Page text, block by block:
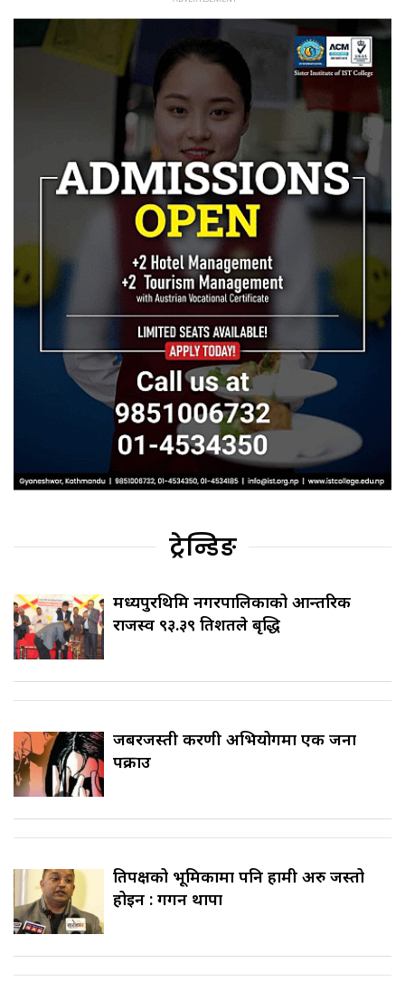
ट्रेन्डिङ
मध्यपुरथिमि नगरपालिकाको आन्तरिक
राजस्व ९३.३९ प्रतिशतले बृद्धि
जबरजस्ती करणी अभियोगमा एक जना
पक्राउ
प्रतिपक्षको भूमिकामा पनि हामी अरु जस्तो
होइन : गगन थापा